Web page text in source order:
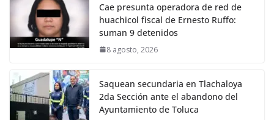
Cae presunta operadora de red de
huachicol fiscal de Ernesto Ruffo:
suman 9 detenidos
8 agosto, 2026
Saquean secundaria en Tlachaloya
2da Sección ante el abandono del
Ayuntamiento de Toluca